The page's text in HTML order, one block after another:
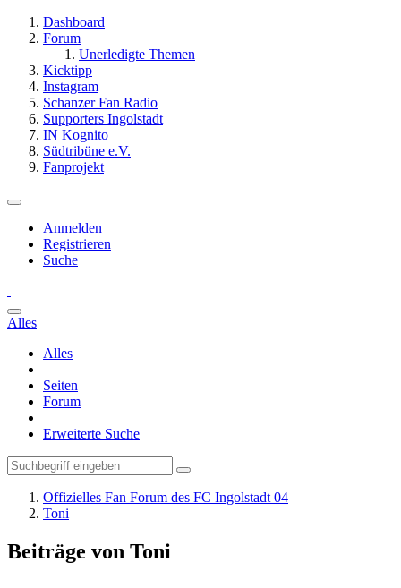
Dashboard
Forum
Unerledigte Themen
Kicktipp
Instagram
Schanzer Fan Radio
Supporters Ingolstadt
IN Kognito
Südtribüne e.V.
Fanprojekt
Anmelden
Registrieren
Suche
Alles
Alles
Seiten
Forum
Erweiterte Suche
Offizielles Fan Forum des FC Ingolstadt 04
Toni
Beiträge von Toni